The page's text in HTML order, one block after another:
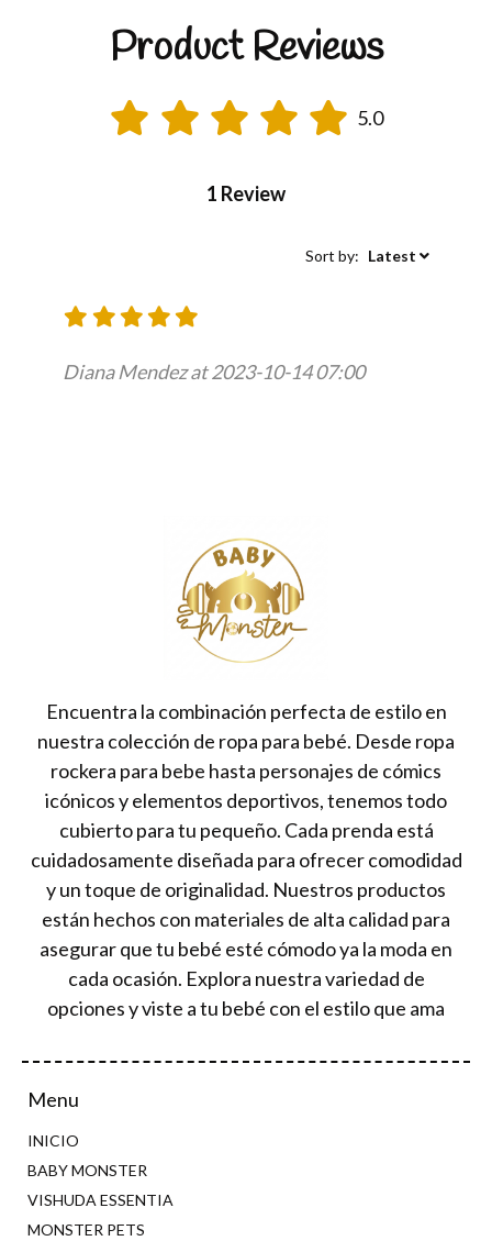
Product Reviews
5.0
1 Review
Sort by: Latest
Diana Mendez at 2023-10-14 07:00
Encuentra la combinación perfecta de estilo en
nuestra colección de ropa para bebé. Desde ropa
rockera para bebe hasta personajes de cómics
icónicos y elementos deportivos, tenemos todo
cubierto para tu pequeño. Cada prenda está
cuidadosamente diseñada para ofrecer comodidad
y un toque de originalidad. Nuestros productos
están hechos con materiales de alta calidad para
asegurar que tu bebé esté cómodo ya la moda en
cada ocasión. Explora nuestra variedad de
opciones y viste a tu bebé con el estilo que ama
Menu
INICIO
BABY MONSTER
VISHUDA ESSENTIA
MONSTER PETS